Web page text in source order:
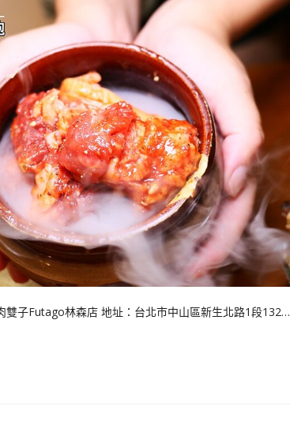
子Futago林森店 地址：台北市中山區新生北路1段132…